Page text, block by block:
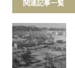
関連記事一覧